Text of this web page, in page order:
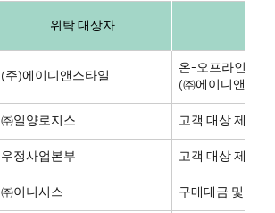
위탁 대상자
(주)에이디앤스타일
온-오프라인 회
(㈜에이디앤스타
㈜일양로지스 고객 대상 제품
우정사업본부 고객 대상 제품
㈜이니시스 구매대금 및 요